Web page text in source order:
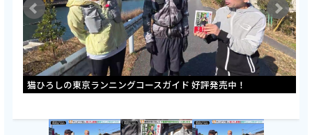
猫ひろしの東京ランニングコースガイド 好評発売中！